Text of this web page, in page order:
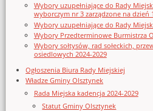
Wybory uzupełniające do Rady
wyborczym nr 3 zarządzone na dzień
Wybory uzupełniające do Rady
Wybory Przedterminowe Burmistrza
Wybory sołtysów, rad sołeckich,
osiedlowych 2024-2029
Ogłoszenia Biura Rady Miejskiej
Władze Gminy Olsztynek
Rada Miejska kadencja 2024-2029
Statut Gminy Olsztynek